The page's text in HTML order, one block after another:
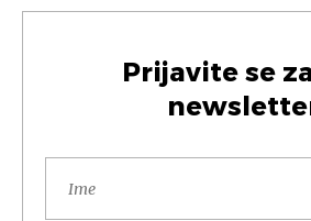
Prijavite se